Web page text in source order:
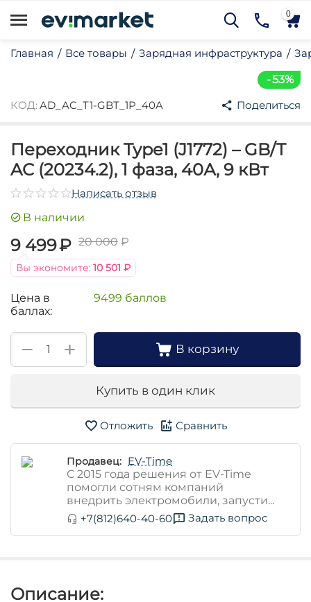
0
Главная / Все товары / Зарядная инфраструктура /
53%
КОД:AD_AC_T1-GBT_1P_40A Поделиться
Переходник Type1 (J1772) – GB/T
AC (20234.2), 1 фаза, 40А, 9 кВт
Написать отзыв
В наличии
9 499₽ 20 000 ₽
Вы экономите: 10 501 ₽
Цена в
баллах:
9499 баллов
+
− В корзину
Купить в один клик
Отложить Сравнить
Продавец: EV-Time
С 2015 года решения от EV-Time
помогли сотням компаний
внедрить электромобили, запусти...
+7(812)640-40-60
Задать вопрос
Описание: